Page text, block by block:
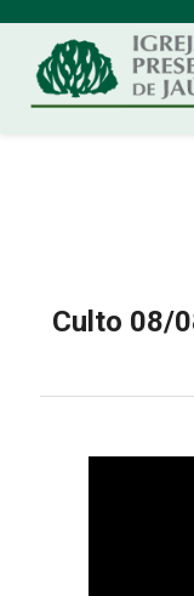
Culto 08/